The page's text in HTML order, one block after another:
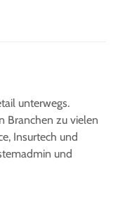
unterwegs.
Branchen zu vielen
Insurtech und
und